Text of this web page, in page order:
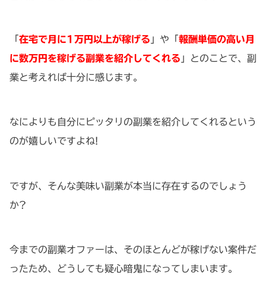
在宅で月に1万円以上が稼げる 」や「 報酬単価の高い月
に数万円を稼げる副業を紹介してくれる 」とのことで、副
業と考えれば十分に感じます。
なによりも自分にピッタリの副業を紹介してくれるという
のが嬉しいですよね!
ですが、そんな美味い副業が本当に存在するのでしょう
か?
今までの副業オファーは、そのほとんどが稼げない案件だ
ったため、どうしても疑心暗鬼になってしまいます。